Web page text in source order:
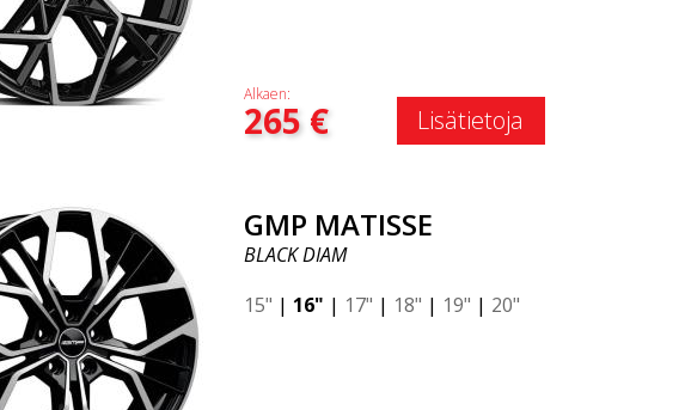
Alkaen:
265€ Lisätietoja
GMP MATISSE
BLACK DIAM
15" | 16" | 17" | 18" | 19" | 20"